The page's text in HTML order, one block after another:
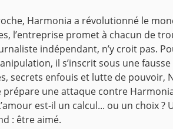
Harmonia a révolutionné le
l’entreprise promet à chacun de
indépendant, n’y croit pas.
il s’inscrit sous une
secrets enfouis et lutte de pouvoir,
prépare une attaque contre
est-il un calcul... ou un choix ?
: être aimé.